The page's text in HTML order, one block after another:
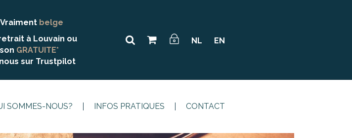
belge
à Louvain ou
GRATUITE*
sur Trustpilot
NL EN
SOMMES-NOUS? INFOS PRATIQUES CONTACT